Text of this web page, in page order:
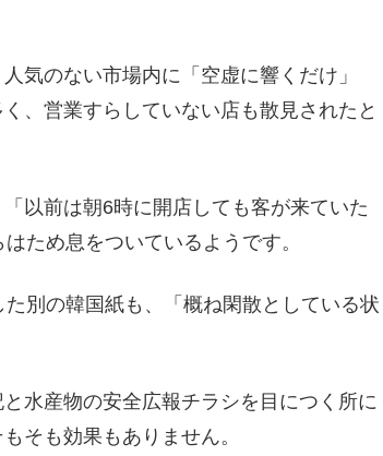
気のない市場内に「空虚に響くだけ」
、営業すらしていない店も散見されたと
以前は朝6時に開店しても客が来ていた
ため息をついているようです。
別の韓国紙も、「概ね閑散としている状
水産物の安全広報チラシを目につく所に
そも効果もありません。